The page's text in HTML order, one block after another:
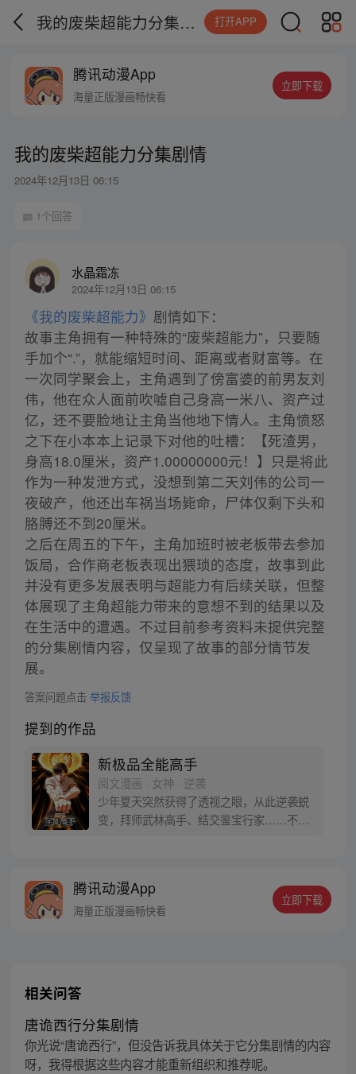
我的废柴超能力分集剧情 打开APP
腾讯动漫App
海量正版漫画畅快看
立即下载
我的废柴超能力分集剧情
2024年12月13日 06:15
1个回答
水晶霜冻
2024年12月13日 06:15
《我的废柴超能力》 剧情如下：
故事主角拥有一种特殊的“废柴超能力”，只要随
手加个“.”，就能缩短时间、距离或者财富等。在
一次同学聚会上，主角遇到了傍富婆的前男友刘
伟，他在众人面前吹嘘自己身高一米八、资产过
亿，还不要脸地让主角当他地下情人。主角愤怒
之下在小本本上记录下对他的吐槽：【死渣男，
身高18.0厘米，资产1.00000000元！】只是将此
作为一种发泄方式，没想到第二天刘伟的公司一
夜破产，他还出车祸当场毙命，尸体仅剩下头和
胳膊还不到20厘米。
之后在周五的下午，主角加班时被老板带去参加
饭局，合作商老板表现出猥琐的态度，故事到此
并没有更多发展表明与超能力有后续关联，但整
体展现了主角超能力带来的意想不到的结果以及
在生活中的遭遇。不过目前参考资料未提供完整
的分集剧情内容，仅呈现了故事的部分情节发
展。
答案问题点击 举报反馈
提到的作品
新极品全能高手
阅文漫画 · 女神 · 逆袭
少年夏天突然获得了透视之眼，从此逆袭蜕
变，拜师武林高手、结交鉴宝行家……不断
腾讯动漫App
海量正版漫画畅快看
立即下载
相关问答
唐诡西行分集剧情
你光说“唐诡西行”，但没告诉我具体关于它分集剧情的内容
呀，我得根据这些内容才能重新组织和推荐呢。